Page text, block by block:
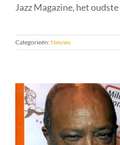
Jazz Magazine, het oudste
Categorieën: Nieuws